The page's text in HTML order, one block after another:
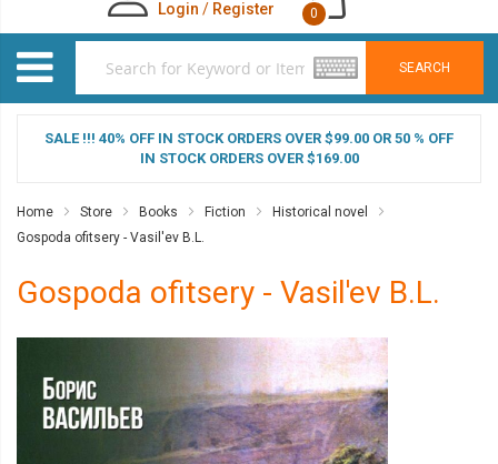
SEARCH
Login / Register 0
SALE !!! 40% OFF IN STOCK ORDERS OVER $99.00 OR 50 % OFF
IN STOCK ORDERS OVER $169.00
Home Store Books Fiction
Historical novel
Gospoda ofitsery - Vasil'ev B.L.
Gospoda ofitsery - Vasil'ev B.L.